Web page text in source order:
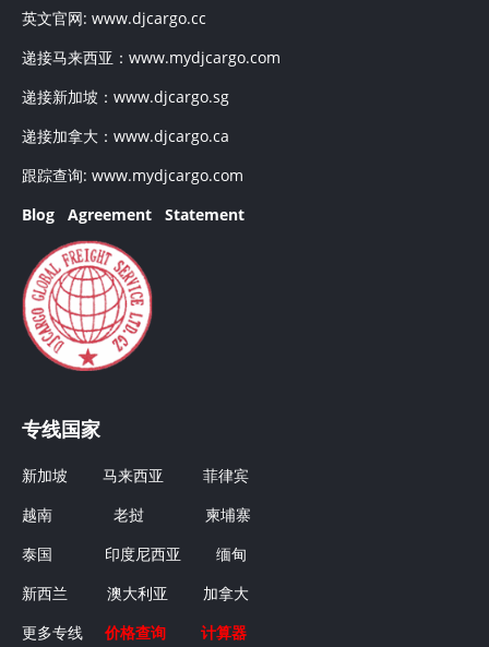
英文官网: www.djcargo.cc
递接马来西亚： www.mydjcargo.com
递接新加坡： www.djcargo.sg
递接加拿大： www.djcargo.ca
跟踪查询: www.mydjcargo.com
Blog
Agreement Statement
专线国家
新加坡 马来西亚
菲律宾
越南
老挝
柬埔寨
泰国
印度尼西亚
缅甸
新西兰
澳大利亚
加拿大
更多专线
价格查询
计算器